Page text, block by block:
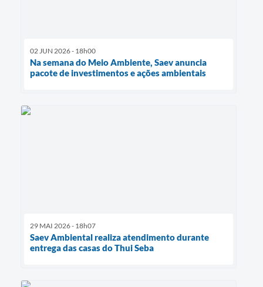
02 JUN 2026 - 18h00
Na semana do Meio Ambiente, Saev anuncia
pacote de investimentos e ações ambientais
29 MAI 2026 - 18h07
Saev Ambiental realiza atendimento durante
entrega das casas do Thui Seba